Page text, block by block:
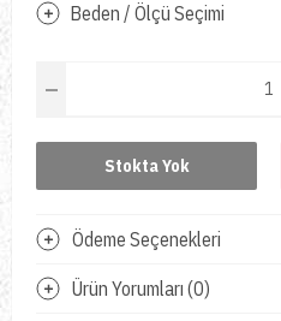
Beden / Ölçü Seçimi
Stokta Yok
Ödeme Seçenekleri
Ürün Yorumları (0)